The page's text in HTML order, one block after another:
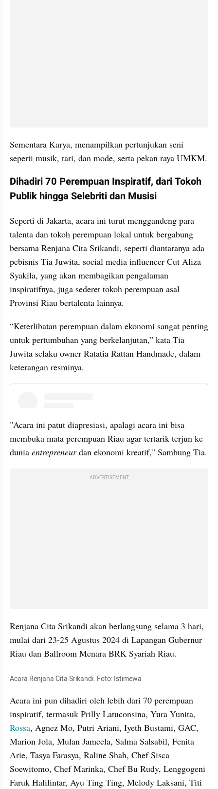
Sementara Karya, menampilkan pertunjukan seni
seperti musik, tari, dan mode, serta pekan raya UMKM.
Dihadiri 70 Perempuan Inspiratif, dari Tokoh
Publik hingga Selebriti dan Musisi
Seperti di Jakarta, acara ini turut menggandeng para
talenta dan tokoh perempuan lokal untuk bergabung
bersama Renjana Cita Srikandi, seperti diantaranya ada
pebisnis Tia Juwita, social media influencer Cut Aliza
Syakila, yang akan membagikan pengalaman
inspiratifnya, juga sederet tokoh perempuan asal
Provinsi Riau bertalenta lainnya.
“Keterlibatan perempuan dalam ekonomi sangat penting
untuk pertumbuhan yang berkelanjutan,” kata Tia
Juwita selaku owner Ratatia Rattan Handmade, dalam
keterangan resminya.
"Acara ini patut diapresiasi, apalagi acara ini bisa
membuka mata perempuan Riau agar tertarik terjun ke
dunia entrepreneur dan ekonomi kreatif," Sambung Tia.
ADVERTISEMENT
Renjana Cita Srikandi akan berlangsung selama 3 hari,
mulai dari 23-25 Agustus 2024 di Lapangan Gubernur
Riau dan Ballroom Menara BRK Syariah Riau.
Acara Renjana Cita Srikandi. Foto: Istimewa
Acara ini pun dihadiri oleh lebih dari 70 perempuan
Rossa, Agnez Mo, Putri Ariani, Iyeth Bustami, GAC,
Marion Jola, Mulan Jameela, Salma Salsabil, Fenita
Arie, Tasya Farasya, Raline Shah, Chef Sisca
Soewitomo, Chef Marinka, Chef Bu Rudy, Lenggogeni
Faruk Halilintar, Ayu Ting Ting, Melody Laksani, Titi